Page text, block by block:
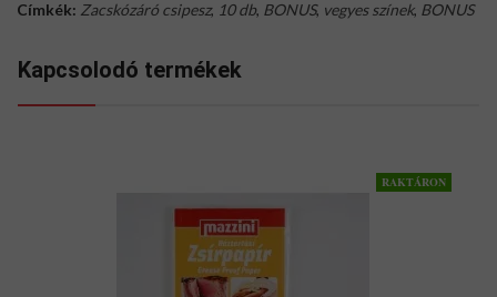
Címkék: Zacskózáró csipesz, 10 db, BONUS, vegyes színek, BONUS
Kapcsolodó termékek
RAKTÁRON